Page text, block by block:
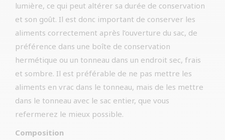
lumière, ce qui peut altérer sa durée de conservation
et son goût. Il est donc important de conserver les
aliments correctement après l’ouverture du sac, de
préférence dans une boîte de conservation
hermétique ou un tonneau dans un endroit sec, frais
et sombre. Il est préférable de ne pas mettre les
aliments en vrac dans le tonneau, mais de les mettre
dans le tonneau avec le sac entier, que vous
refermerez le mieux possible.
Composition